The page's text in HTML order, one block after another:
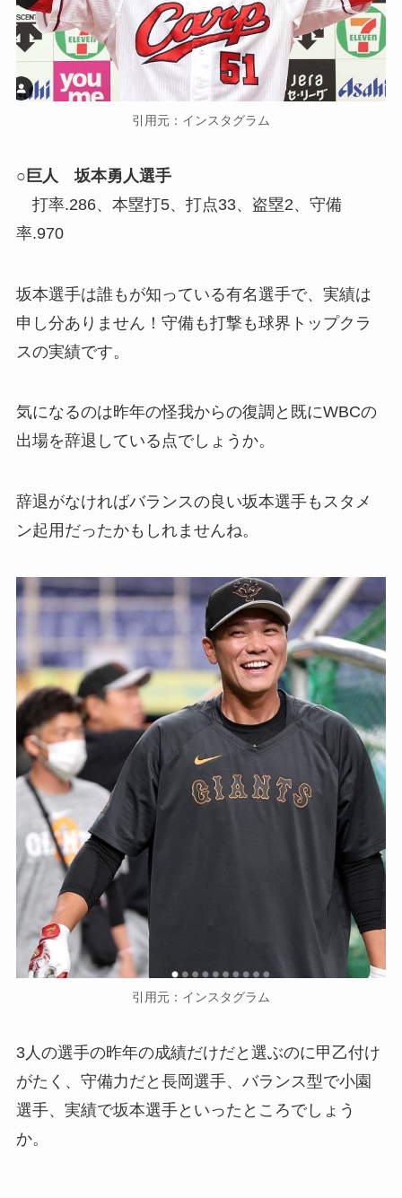
引用元：インスタグラム
○巨人 坂本勇人選手
打率.286、本塁打5、打点33、盗塁2、守備
率.970
坂本選手は誰もが知っている有名選手で、実績は
申し分ありません！守備も打撃も球界トップクラ
スの実績です。
気になるのは昨年の怪我からの復調と既にWBCの
出場を辞退している点でしょうか。
辞退がなければバランスの良い坂本選手もスタメ
ン起用だったかもしれませんね。
引用元：インスタグラム
3人の選手の昨年の成績だけだと選ぶのに甲乙付け
がたく、守備力だと長岡選手、バランス型で小園
選手、実績で坂本選手といったところでしょう
か。